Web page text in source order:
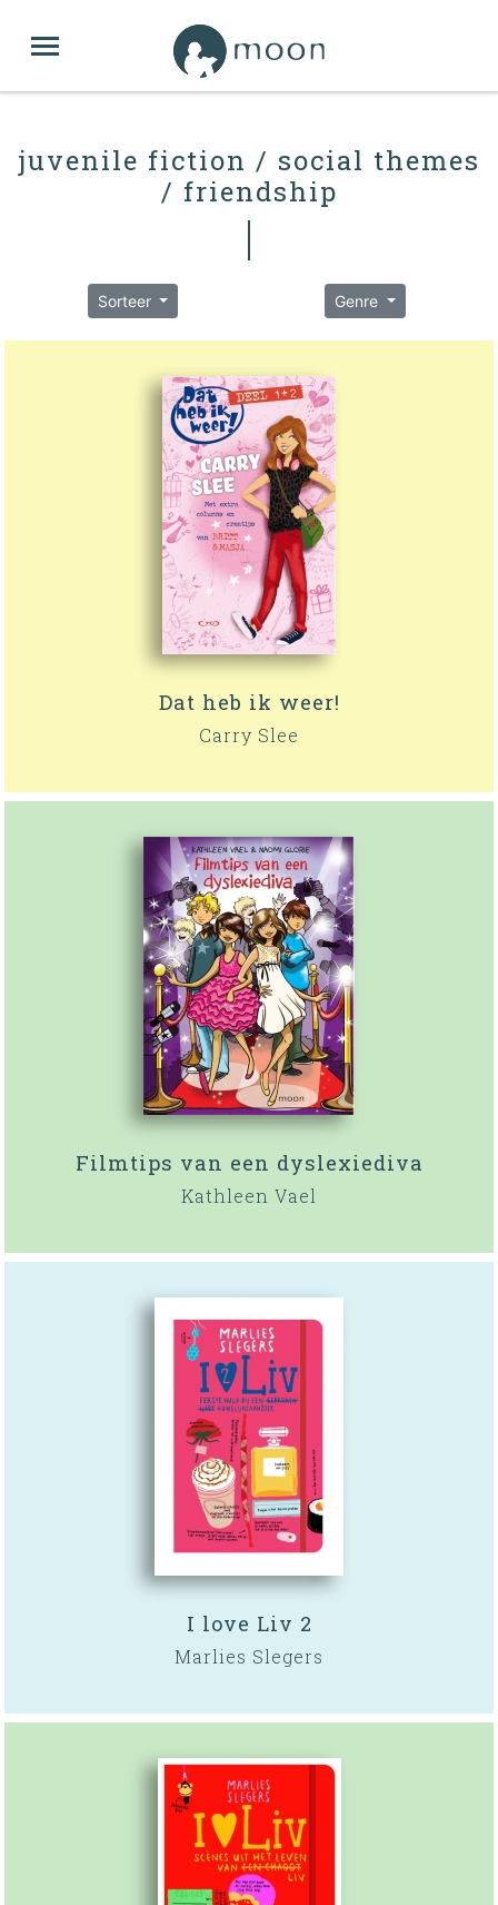
juvenile fiction / social themes
/ friendship
Sorteer Genre
Dat heb ik weer!
Carry Slee
Filmtips van een dyslexiediva
Kathleen Vael
I love Liv 2
Marlies Slegers